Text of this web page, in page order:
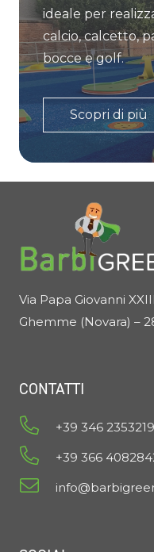
ideale per
calcio, calcetto,
bocce e golf.
Scopri di più
Via Papa Giovanni
Ghemme (Novara) –
CONTATTI
+39 346 2353219
+39 366